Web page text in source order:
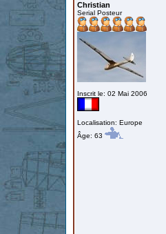
Christian
Serial Posteur
Inscrit le: 02 Mai 2006
Localisation: Europe
Âge: 63